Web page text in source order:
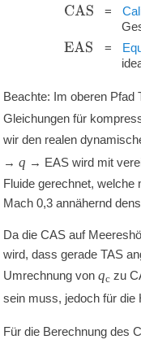
CAS =
EAS =
Beachte: Im oberen
Gleichungen für
wir den realen
→q → EAS wird mit
Fluide gerechnet, welche
Mach0,3 annähernd
Da die CAS auf
wird, dass gerade TAS
Umrechnung vonqc zu
sein muss, jedoch für die
Für die Berechnung des